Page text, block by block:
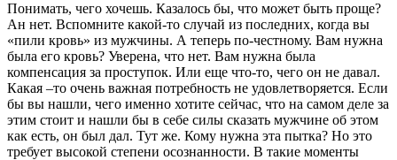
Понимать, чего хочешь. Казалось бы, что может быть проще?
Ан нет. Вспомните какой-то случай из последних, когда вы
«пили кровь» из мужчины. А теперь по-честному. Вам нужна
была его кровь? Уверена, что нет. Вам нужна была
компенсация за проступок. Или еще что-то, чего он не давал.
Какая –то очень важная потребность не удовлетворяется. Если
бы вы нашли, чего именно хотите сейчас, что на самом деле за
этим стоит и нашли бы в себе силы сказать мужчине об этом
как есть, он был дал. Тут же. Кому нужна эта пытка? Но это
требует высокой степени осознанности. В такие моменты